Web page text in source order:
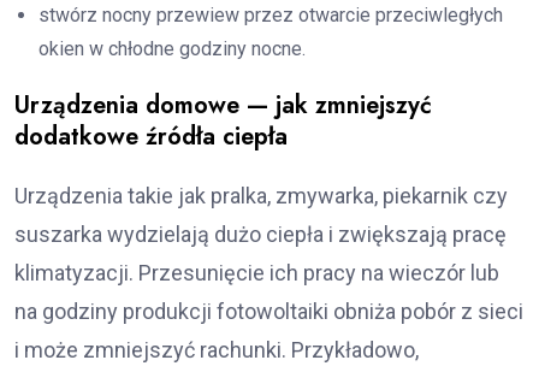
stwórz nocny przewiew przez otwarcie przeciwległych
okien w chłodne godziny nocne.
Urządzenia domowe — jak zmniejszyć
dodatkowe źródła ciepła
Urządzenia takie jak pralka, zmywarka, piekarnik czy
suszarka wydzielają dużo ciepła i zwiększają pracę
klimatyzacji. Przesunięcie ich pracy na wieczór lub
na godziny produkcji fotowoltaiki obniża pobór z sieci
i może zmniejszyć rachunki. Przykładowo,